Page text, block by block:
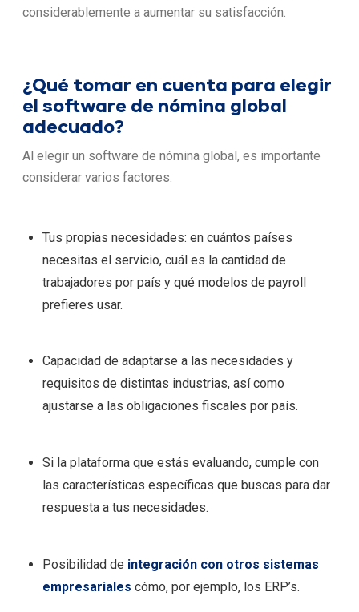
considerablemente a aumentar su satisfacción.
¿Qué tomar en cuenta para elegir
el software de nómina global
adecuado?
Al elegir un software de nómina global, es importante
considerar varios factores:
Tus propias necesidades: en cuántos países
necesitas el servicio, cuál es la cantidad de
trabajadores por país y qué modelos de payroll
prefieres usar.
Capacidad de adaptarse a las necesidades y
requisitos de distintas industrias, así como
ajustarse a las obligaciones fiscales por país.
Si la plataforma que estás evaluando, cumple con
las características específicas que buscas para dar
respuesta a tus necesidades.
Posibilidad de integración con otros sistemas
empresariales cómo, por ejemplo, los ERP’s.